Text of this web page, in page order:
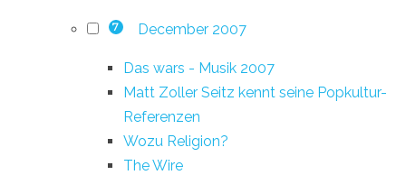
7 December 2007
Das wars - Musik 2007
Matt Zoller Seitz kennt seine Popkultur-
Referenzen
Wozu Religion?
The Wire